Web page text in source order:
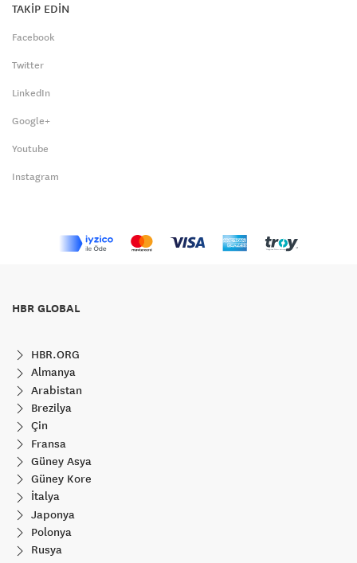
TAKİP EDİN
Facebook
Twitter
LinkedIn
Google+
Youtube
Instagram
HBR GLOBAL
HBR.ORG
Almanya
Arabistan
Brezilya
Çin
Fransa
Güney Asya
Güney Kore
İtalya
Japonya
Polonya
Rusya